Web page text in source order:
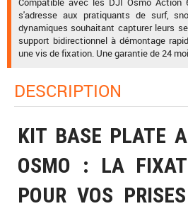
s'adresse aux pratiquants de surf,
dynamiques souhaitant capturer leurs
support bidirectionnel à démontage
une vis de fixation. Une garantie de 24
DESCRIPTION
KIT BASE PLATE
OSMO : LA
POUR VOS